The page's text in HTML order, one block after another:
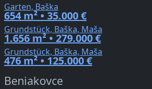
Garten, Baška
654 m² • 35.000 €
Grundstück, Baška, Maša
1.656 m² • 279.000 €
Grundstück, Baška, Maša
476 m² • 125.000 €
Beniakovce